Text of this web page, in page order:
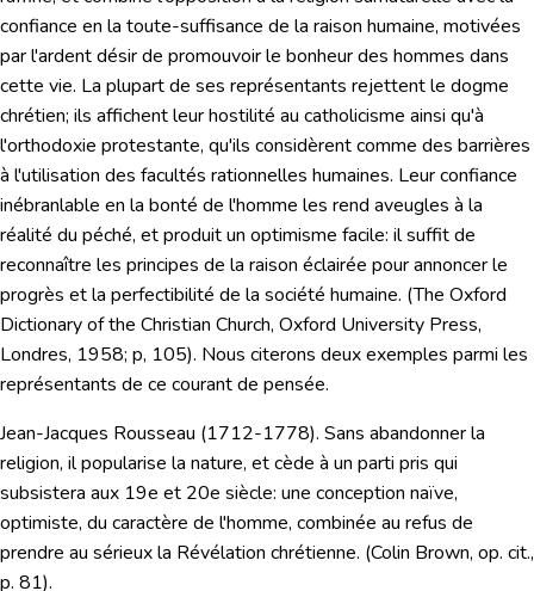
confiance en la toute-suffisance de la raison humaine, motivées
par l'ardent désir de promouvoir le bonheur des hommes dans
cette vie. La plupart de ses représentants rejettent le dogme
chrétien; ils affichent leur hostilité au catholicisme ainsi qu'à
l'orthodoxie protestante, qu'ils considèrent comme des barrières
à l'utilisation des facultés rationnelles humaines. Leur confiance
inébranlable en la bonté de l'homme les rend aveugles à la
réalité du péché, et produit un optimisme facile: il suffit de
reconnaître les principes de la raison éclairée pour annoncer le
progrès et la perfectibilité de la société humaine. (The Oxford
Dictionary of the Christian Church, Oxford University Press,
Londres, 1958; p, 105). Nous citerons deux exemples parmi les
représentants de ce courant de pensée.
Jean-Jacques Rousseau (1712-1778). Sans abandonner la
religion, il popularise la nature, et cède à un parti pris qui
subsistera aux 19e et 20e siècle: une conception naïve,
optimiste, du caractère de l'homme, combinée au refus de
prendre au sérieux la Révélation chrétienne. (Colin Brown, op. cit.,
p. 81).